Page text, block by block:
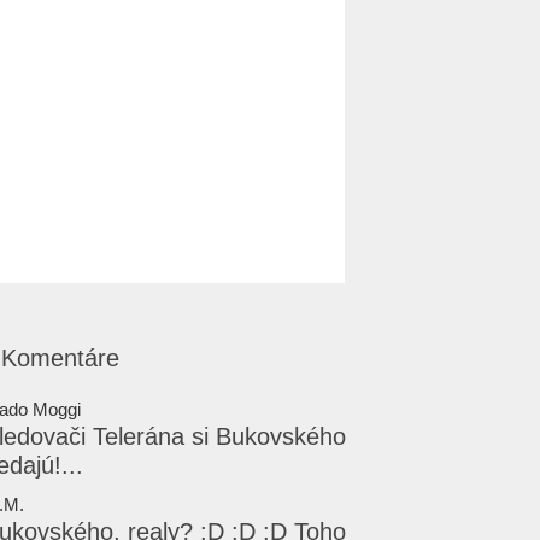
Komentáre
Moggi
Telerána si Bukovského
realy? :D :D :D Toho